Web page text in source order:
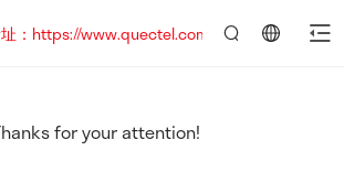
：https://www.quectel.com.cn
for your attention!